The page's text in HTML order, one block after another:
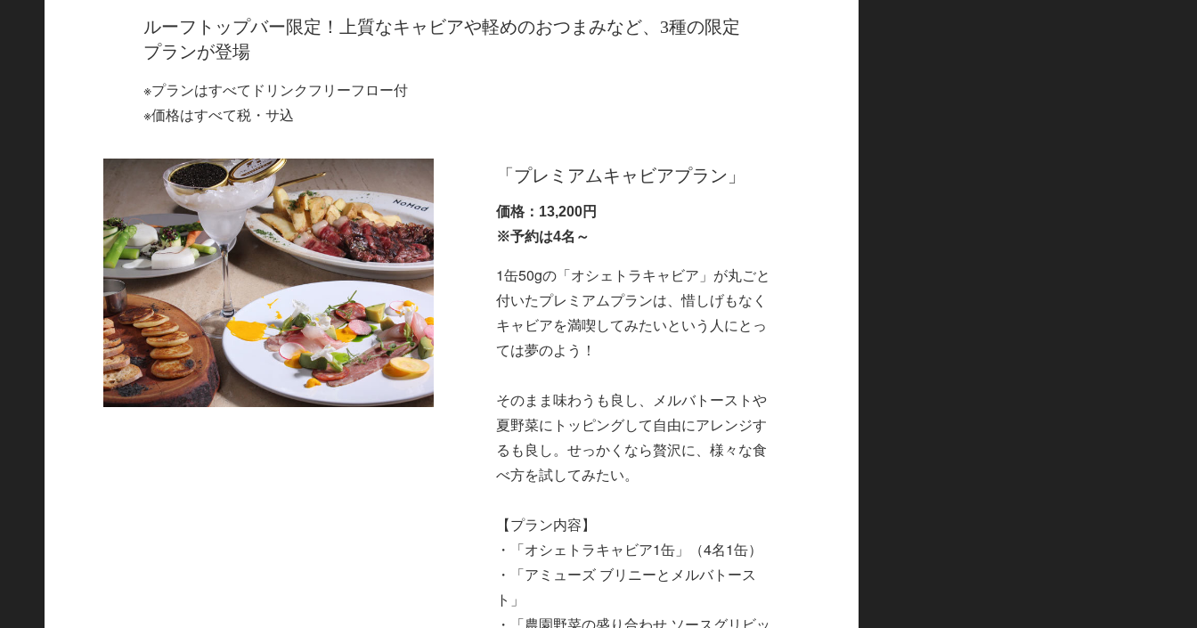
ルーフトップバー限定！上質なキャビアや軽めのおつまみなど、3種の限定
プランが登場
※プランはすべてドリンクフリーフロー付
※価格はすべて税・サ込
「プレミアムキャビアプラン」
価格：13,200円
※予約は4名～
1缶50gの「オシェトラキャビア」が丸ごと
付いたプレミアムプランは、惜しげもなく
キャビアを満喫してみたいという人にとっ
ては夢のよう！
そのまま味わうも良し、メルバトーストや
夏野菜にトッピングして自由にアレンジす
るも良し。せっかくなら贅沢に、様々な食
べ方を試してみたい。
【プラン内容】
・「オシェトラキャビア1缶」（4名1缶）
・「アミューズ ブリニーとメルバトース
ト」